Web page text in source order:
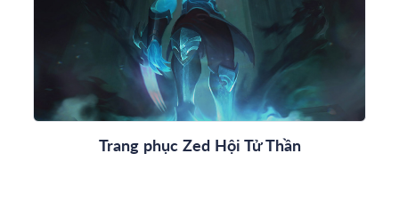
Trang phục Zed Hội Tử Thần